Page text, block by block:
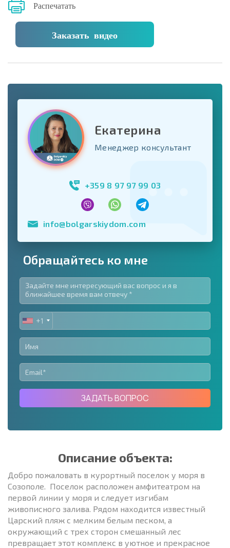
Распечатать
Заказать видео
Екатерина
Менеджер консультант
+359 8 97 97 99 03
info@bolgarskiydom.com
Обращайтесь ко мне
UNITED
STATES
+1
+1
ЗАДАТЬ ВОПРОС
Описание объекта:
Добро пожаловать в курортный поселок у моря в
Созополе. Поселок расположен амфитеатром на
первой линии у моря и следует изгибам
живописного залива. Рядом находится известный
Царский пляж с мелким белым песком, а
окружающий с трех сторон смешанный лес
превращает этот комплекс в уютное и прекрасное